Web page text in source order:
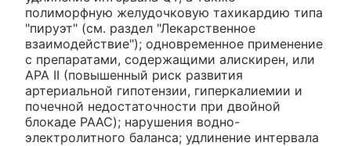
полиморфную желудочковую тахикардию типа
"пируэт" (см. раздел "Лекарственное
взаимодействие"); одновременное применение
с препаратами, содержащими алискирен, или
АРА II (повышенный риск развития
артериальной гипотензии, гиперкалиемии и
почечной недостаточности при двойной
блокаде РААС); нарушения водно-
электролитного баланса; удлинение интервала